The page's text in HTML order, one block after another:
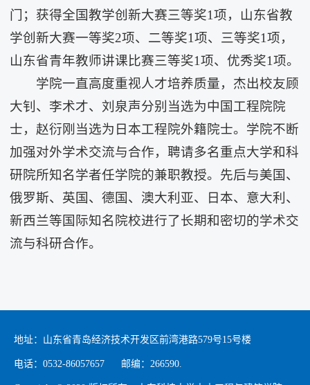
门；获得全国教学创新大赛三等奖1项，山东省教
学创新大赛一等奖2项、二等奖1项、三等奖1项，
山东省青年教师讲课比赛三等奖1项、优秀奖1项。
学院一直高度重视人才培养质量，杰出校友顾
大钊、李术才、刘泉声分别当选为中国工程院院
士，赵衍刚当选为日本工程院外籍院士。学院不断
加强对外学术交流与合作，聘请多名重点大学和科
研院所知名学者任学院的兼职教授。先后与美国、
俄罗斯、英国、德国、澳大利亚、日本、意大利、
新西兰等国际知名院校进行了长期和密切的学术交
流与科研合作。
地址：山东省青岛经济技术开发区前湾港路579号15号楼
电话：0532-86057657 邮编：266590.